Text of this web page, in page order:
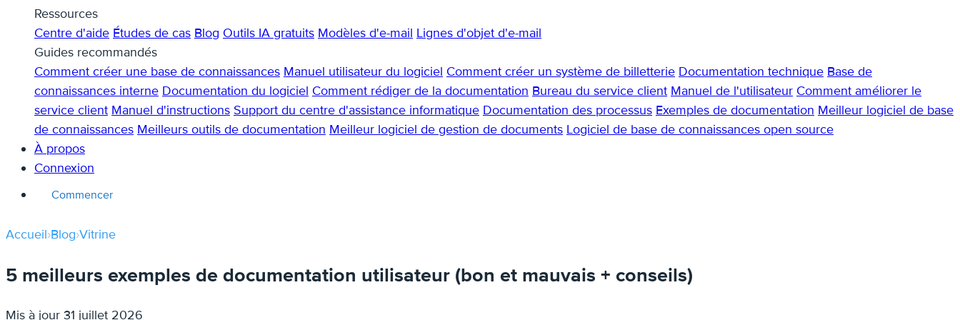
Ressources
Centre d'aide Études de cas Blog Outils IA gratuits Modèles d'e-mail Lignes d'objet d'e-mail
Guides recommandés
Comment créer une base de connaissances Manuel utilisateur du logiciel Comment créer un système de billetterie Documentation technique Base de
connaissances interne Documentation du logiciel Comment rédiger de la documentation Bureau du service client Manuel de l'utilisateur Comment améliorer le
service client Manuel d'instructions Support du centre d'assistance informatique Documentation des processus Exemples de documentation Meilleur logiciel de base
de connaissances Meilleurs outils de documentation Meilleur logiciel de gestion de documents Logiciel de base de connaissances open source
À propos
Connexion
Commencer
Accueil›Blog›Vitrine
5 meilleurs exemples de documentation utilisateur (bon et mauvais + conseils)
Mis à jour 31 juillet 2026